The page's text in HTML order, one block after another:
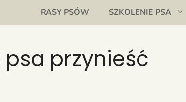
RASY PSÓW SZKOLENIE PSA
przynieść